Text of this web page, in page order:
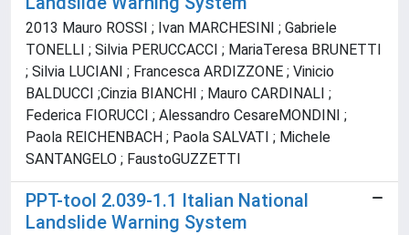
2013 Mauro ROSSI ; Ivan MARCHESINI ; Gabriele
TONELLI ; Silvia PERUCCACCI ; MariaTeresa BRUNETTI
; Silvia LUCIANI ; Francesca ARDIZZONE ; Vinicio
BALDUCCI ;Cinzia BIANCHI ; Mauro CARDINALI ;
Federica FIORUCCI ; Alessandro CesareMONDINI ;
Paola REICHENBACH ; Paola SALVATI ; Michele
SANTANGELO ; FaustoGUZZETTI
PPT-tool 2.039-1.1 Italian National
Landslide Warning System